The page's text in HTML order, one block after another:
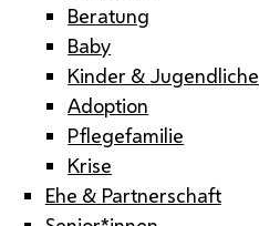
Beratung
Baby
Kinder & Jugendliche
Adoption
Pflegefamilie
Krise
Ehe & Partnerschaft